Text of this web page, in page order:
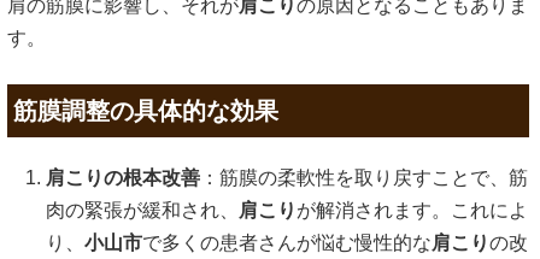
肩の筋膜に影響し、それが肩こりの原因となることもありま
す。
筋膜調整の具体的な効果
肩こりの根本改善 ：筋膜の柔軟性を取り戻すことで、筋
肉の緊張が緩和され、
肩こり が解消されます。これによ
り、 小山市で多くの患者さんが悩む慢性的な肩こりの改